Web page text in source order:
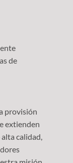
de
provisión
extienden
calidad,